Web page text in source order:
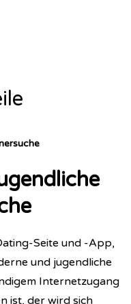
Seite und -App,
und jugendliche
Internetzugang
ist, der wird sich